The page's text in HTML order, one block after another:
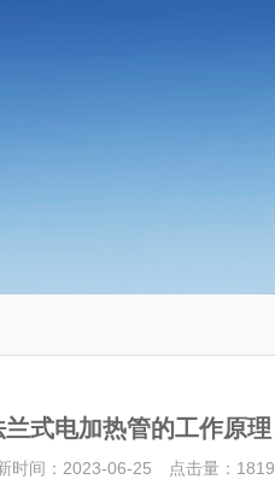
兰式电加热管的工作原理
时间：2023-06-25 点击量： 1819